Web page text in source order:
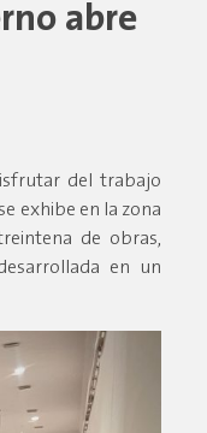
abre
del trabajo
exhibe en la zona
de obras,
en un